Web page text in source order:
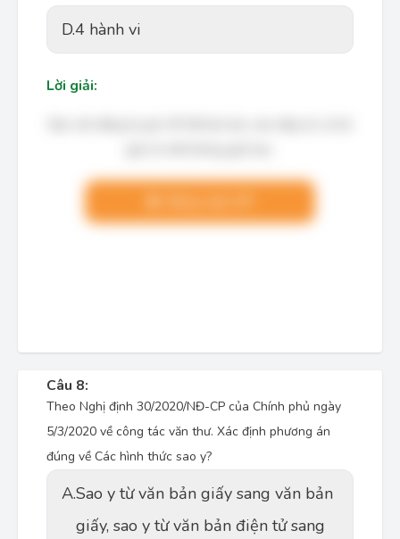
D.4 hành vi
Lời giải:
Câu 8:
Theo Nghị định 30/2020/NĐ-CP của Chính phủ ngày
5/3/2020 về công tác văn thư. Xác định phương án
đúng về Các hình thức sao y?
A.Sao y từ văn bản giấy sang văn bản
giấy, sao y từ văn bản điện tử sang